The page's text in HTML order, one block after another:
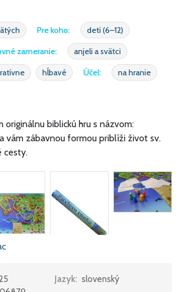
Pre koho:
deti (6–12)
zameranie:
anjeli a svätci
hĺbavé Účel: na hranie
originálnu biblickú hru s názvom:
vám zábavnou formou priblíži život sv.
cesty.
Jazyk: slovenský